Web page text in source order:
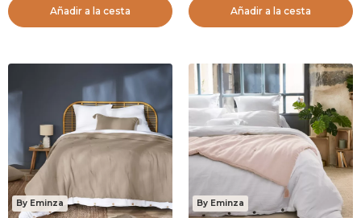
Añadir a la cesta Añadir a la cesta
By Eminza By Eminza